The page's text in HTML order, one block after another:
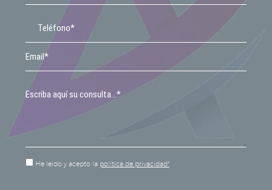
He leído y acepto la política de privacidad*